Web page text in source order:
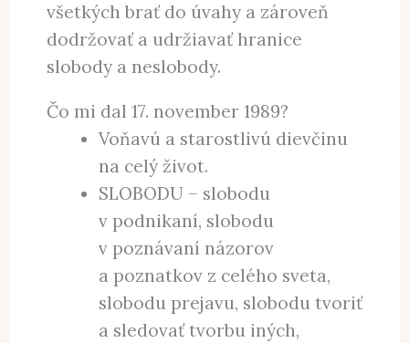
všetkých brať do úvahy a zároveň
dodržovať a udržiavať hranice
slobody a neslobody.
Čo mi dal 17. november 1989?
Voňavú a starostlivú dievčinu
na celý život.
SLOBODU – slobodu
v podnikaní, slobodu
v poznávaní názorov
a poznatkov z celého sveta,
slobodu prejavu, slobodu tvoriť
a sledovať tvorbu iných,